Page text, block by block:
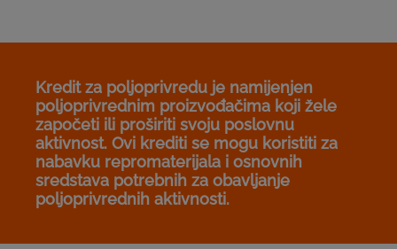
Kredit za poljoprivredu je namijenjen
poljoprivrednim proizvođačima koji žele
započeti ili proširiti svoju poslovnu
aktivnost. Ovi krediti se mogu koristiti za
nabavku repromaterijala i osnovnih
sredstava potrebnih za obavljanje
poljoprivrednih aktivnosti.